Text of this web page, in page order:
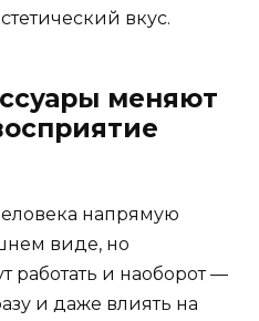
вкус.
меняют
напрямую
виде, но
работать и наоборот —
и даже влиять на